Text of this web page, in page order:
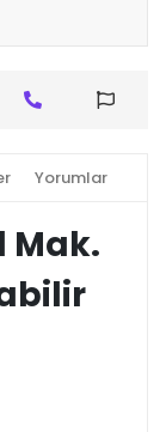
Yorumlar
Mak.